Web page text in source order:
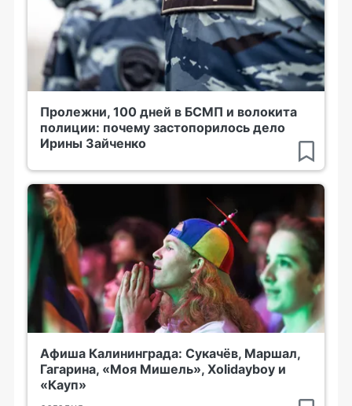
Пролежни, 100 дней в БСМП и волокита
полиции: почему застопорилось дело
Ирины Зайченко
Афиша Калининграда: Сукачёв, Маршал,
Гагарина, «Моя Мишель», Xolidayboy и
«Кауп»